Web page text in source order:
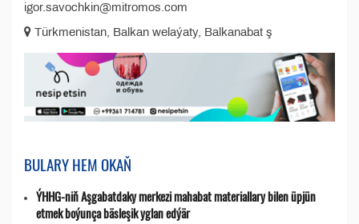
igor.savochkin@mitromos.com
Türkmenistan, Balkan welaýaty, Balkanabat ş
BULARY HEM OKAŇ
ÝHHG-niň Aşgabatdaky merkezi mahabat materiallary bilen üpjün
etmek boýunça bäsleşik yglan edýär